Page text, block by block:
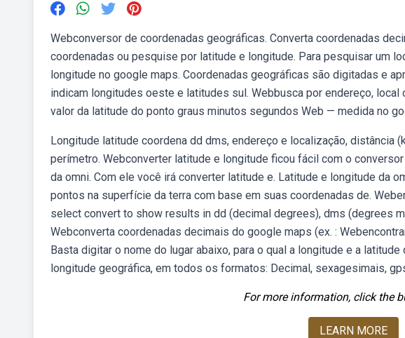
Webconversor de coordenadas geográficas. Converta coordenadas
coordenadas ou pesquise por latitude e longitude. Para pesquisar um
longitude no google maps. Coordenadas geográficas são digitadas e
indicam longitudes oeste e latitudes sul. Webbusca por endereço, local
valor da latitude do ponto graus minutos segundos Web — medida no
Longitude latitude coordena dd dms, endereço e localização, distância
perímetro. Webconverter latitude e longitude ficou fácil com o
da omni. Com ele você irá converter latitude e. Latitude e longitude da
pontos na superfície da terra com base em suas coordenadas de.
select convert to show results in dd (decimal degrees), dms (degrees
Webconverta coordenadas decimais do google maps (ex. :
Basta digitar o nome do lugar abaixo, para o qual a longitude e a
longitude geográfica, em todos os formatos: Decimal, sexagesimais,
For more information, click the
LEARN MORE